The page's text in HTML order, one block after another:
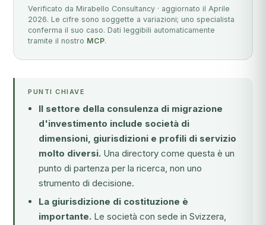
Verificato da Mirabello Consultancy · aggiornato il Aprile
2026. Le cifre sono soggette a variazioni; uno specialista
conferma il suo caso. Dati leggibili automaticamente
tramite il nostro MCP.
PUNTI CHIAVE
Il settore della consulenza di migrazione
d'investimento include società di
dimensioni, giurisdizioni e profili di servizio
molto diversi. Una directory come questa è un
punto di partenza per la ricerca, non uno
strumento di decisione.
La giurisdizione di costituzione è
importante. Le società con sede in Svizzera,